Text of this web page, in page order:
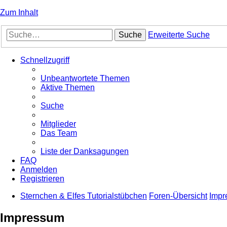
Zum Inhalt
Suche Erweiterte Suche
Schnellzugriff
Unbeantwortete Themen
Aktive Themen
Suche
Mitglieder
Das Team
Liste der Danksagungen
FAQ
Anmelden
Registrieren
Sternchen & Elfes Tutorialstübchen Foren-Übersicht
Impressum